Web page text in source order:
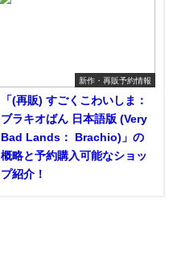
新作・再販予約情報
「(再販) すごくこわいしま：
ブラキオばん 日本語版 (Very
Bad Lands： Brachio)」の
概略と予約購入可能なショッ
プ紹介！